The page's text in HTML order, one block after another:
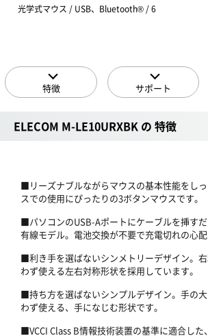
光学式マウス / USB、Bluetooth® / 6
特徴 サポート
ELECOM M-LE10URXBK の 特徴
■リーズナブルながらマウスの基本性能をし
スでの使用にぴったりの3ボタンマウスです。
■パソコンのUSB-Aポートにケーブルを挿す
有線モデル。電池交換が不要で充電切れの心配
■利き手を選ばないシンメトリーデザイン。
わず使える左右対称形状を採用しています。
■持ち方を選ばないシンプルデザイン。手の
わず使える、手になじむ形状です。
■VCCI Class B情報技術装置の基準に適合した